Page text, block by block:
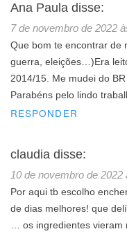
Ana Paula disse:
7 de novembro de 2022
Que bom te encontrar de
guerra, eleições…)Era
2014/15. Me mudei do
Parabéns pelo lindo
RESPONDER
claudia disse:
10 de novembro de 2022
Por aqui tb escolho
de dias melhores! que
… os ingredientes vieram